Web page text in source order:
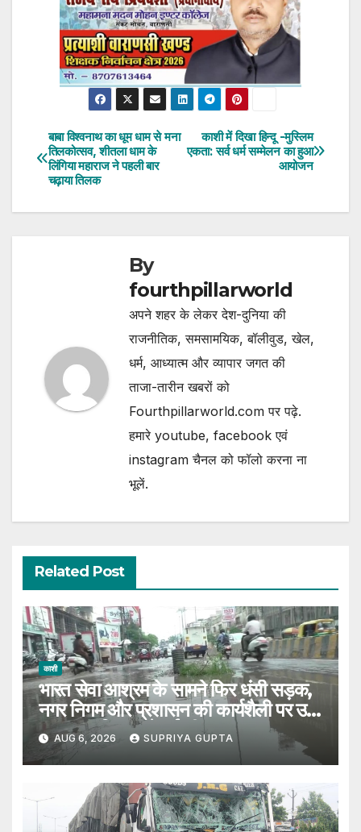
Post
navigation
काशी में दिखा हिन्दू -मुस्लिम
एकता: सर्व धर्म सम्मेलन का हुआ
आयोजन
बाबा विश्वनाथ का धूम धाम से मना
तिलकोत्सव, शीतला धाम के
लिंगिया महाराज ने पहली बार
चढ़ाया तिलक
By
fourthpillarworld
अपने शहर के लेकर देश-दुनिया की
राजनीतिक, समसामयिक, बॉलीवुड, खेल,
धर्म, आध्यात्म और व्यापार जगत की
ताजा-तारीन खबरों को
Fourthpillarworld.com पर पढ़े.
हमारे youtube, facebook एवं
instagram चैनल को फॉलो करना ना
भूलें.
Related Post
काशी
भारत सेवा आश्रम के सामने फिर धंसी सड़क,
नगर निगम और प्रशासन की कार्यशैली पर उठे
सवाल, 7 दिन पहले हुई थी मरम्मत
AUG 6, 2026 SUPRIYA GUPTA